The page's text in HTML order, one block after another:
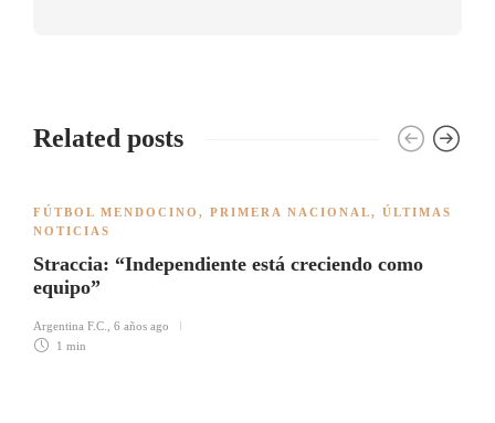
Related posts
FÚTBOL MENDOCINO , PRIMERA NACIONAL, ÚLTIMAS
NOTICIAS
Straccia: “Independiente está creciendo como
equipo”
Argentina F.C.
6 años ago
1 min